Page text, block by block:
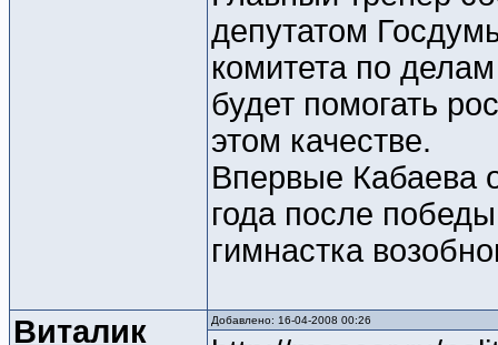
депутатом
комитета по
будет помогать
этом качестве.
Впервые Кабаева
года после
гимнастка
Виталик Добавлено: 16-04-2008 00:26